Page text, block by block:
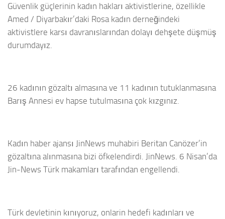
Güvenlik güçlerinin kadın hakları aktivistlerine, özellikle
Amed / Diyarbakır’daki Rosa kadın derneğindeki
aktivistlere karsı davranıslarından dolayı dehşete düşmüş
durumdayız.
26 kadının gözaltı almasına ve 11 kadının tutuklanmasına
Barış Annesi ev hapse tutulmasına çok kızgınız.
Kadın haber ajansı JinNews muhabiri Beritan Canözer’in
gözaltına alınmasına bizi öfkelendirdi. JinNews. 6 Nisan’da
Jin-News Türk makamları tarafından engellendi.
Türk devletinin kınıyoruz, onlarin hedefi kadınları ve